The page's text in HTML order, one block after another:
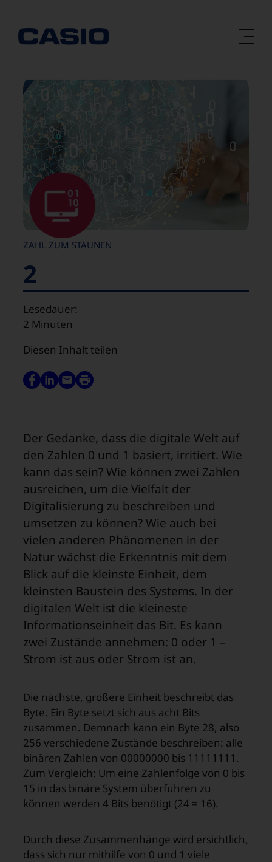
Zum
Inhalt
springen
ZAHL ZUM STAUNEN
2
Lesedauer:
2 Minuten
Diesen Inhalt teilen
Der Gedanke, dass die digitale Welt auf
den Zahlen 0 und 1 basiert, irritiert. Wie
kann das sein? Wie können zwei Zahlen
ausreichen, um die Vielfalt der
Digitalisierung zu beschreiben und
umsetzen zu können? Wie auch bei
vielen anderen Phänomenen in der
Natur wächst die Erkenntnis mit dem
Blick auf die kleinste Einheit, dem
kleinsten Baustein des Systems. In der
digitalen Welt ist die kleineste
Informationseinheit das Bit. Es kann
zwei Zustände annehmen: 0 oder 1 –
Strom ist aus oder Strom ist an.
Die nächste, größere Einheit beschreibt das
Byte. Ein Byte setzt sich aus acht Bits
zusammen. Demnach kann ein Byte 28, also
256 verschiedene Zustände beschreiben: alle
binären Zahlen von 00000000 bis 11111111.
Zum Vergleich: Um eine Zahlenfolge von 0 bis
15 in das binäre System überführen zu
können werden 4 Bits benötigt (24 = 16).
Durch diese Zusammenhänge wird ersichtlich,
dass sich nur mithilfe von 0 und 1 viele